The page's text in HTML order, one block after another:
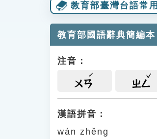
教育部臺灣台語常
教育部國語辭典簡編本
注音：
ㄨㄢ ㄓㄥ
漢語拼音：
wán zhěng